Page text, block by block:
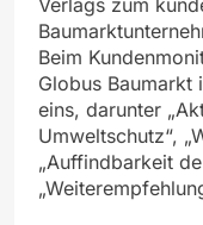
Beim
Globus Baumarkt
eins, darunter
Umweltschutz“,
„Auffindbarkeit